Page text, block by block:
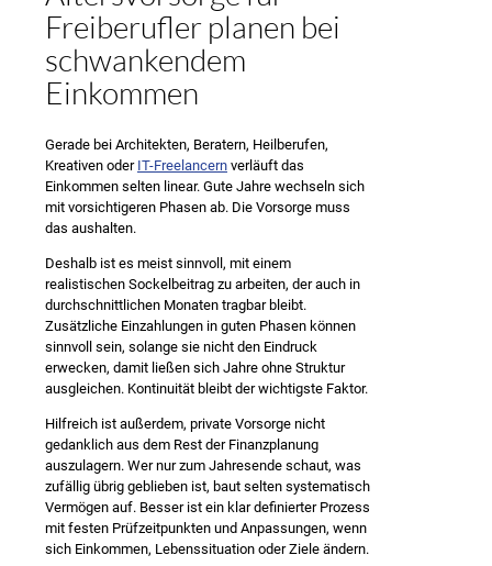
Freiberufler planen bei
schwankendem
Einkommen
Gerade bei Architekten, Beratern, Heilberufen,
Kreativen oder IT-Freelancern verläuft das
Einkommen selten linear. Gute Jahre wechseln sich
mit vorsichtigeren Phasen ab. Die Vorsorge muss
das aushalten.
Deshalb ist es meist sinnvoll, mit einem
realistischen Sockelbeitrag zu arbeiten, der auch in
durchschnittlichen Monaten tragbar bleibt.
Zusätzliche Einzahlungen in guten Phasen können
sinnvoll sein, solange sie nicht den Eindruck
erwecken, damit ließen sich Jahre ohne Struktur
ausgleichen. Kontinuität bleibt der wichtigste Faktor.
Hilfreich ist außerdem, private Vorsorge nicht
gedanklich aus dem Rest der Finanzplanung
auszulagern. Wer nur zum Jahresende schaut, was
zufällig übrig geblieben ist, baut selten systematisch
Vermögen auf. Besser ist ein klar definierter Prozess
mit festen Prüfzeitpunkten und Anpassungen, wenn
sich Einkommen, Lebenssituation oder Ziele ändern.